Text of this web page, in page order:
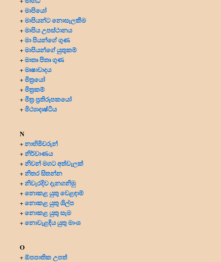
+මාපියෝ
+මාපියන්ට නොසැලකීම
+මාපිය උපස්ථානය
+මා පියන්ගේ ගුණ
+මාපියන්ගේ යුතුකම්
+මාතෘ පිතෘ ගුණ
+මෘෂාවාදය
+මිත්‍රයෝ
+මිත්‍ර‍කම්
+මිත්‍ර‍ ප්‍ර‍තිරූපකයෝ
+මිථ්‍යාදෘෂ්ටිය
N
+නාහිමිවරුන්
+නිර්වාණය
+නිවන් මගට අත්වැලක්
+නිතර සිතන්න
+නිවැරදිව දැනගනිමු
+නොකළ යුතු වෙළඳාම්
+නොකළ යුතු ශිල්ප
+නොකළ යුතු සැම
+නොවැළඳිය යුතු මාංශ
O
+ඕපපාතික උපත්